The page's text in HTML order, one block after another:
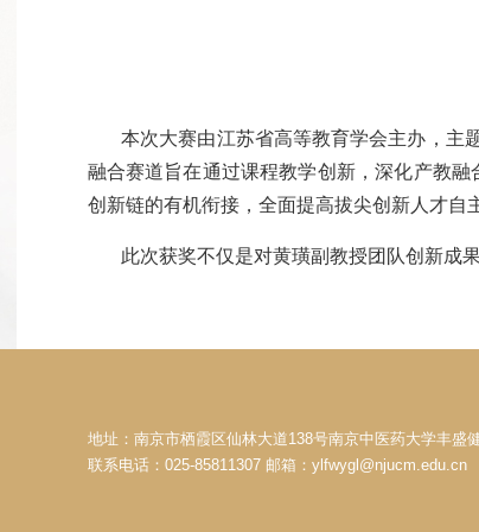
本次大赛由江苏省高等教育学会主办，主题
融合赛道旨在通过课程教学创新，深化产教
创新链的有机衔接，全面提高拔尖创新人才自
此次获奖不仅是对黄璜副教授团队创新成果
地址：南京市栖霞区仙林大道138号南京中医药大学丰盛
联系电话：025-85811307 邮箱：ylfwygl@njucm.edu.cn